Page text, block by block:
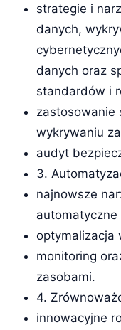
strategie i
danych,
danych oraz
standardów i
zastosowanie
wykrywaniu
audyt
3.
najnowsze
optymalizacja
monitoring
zasobami.
4.
innowacyjne